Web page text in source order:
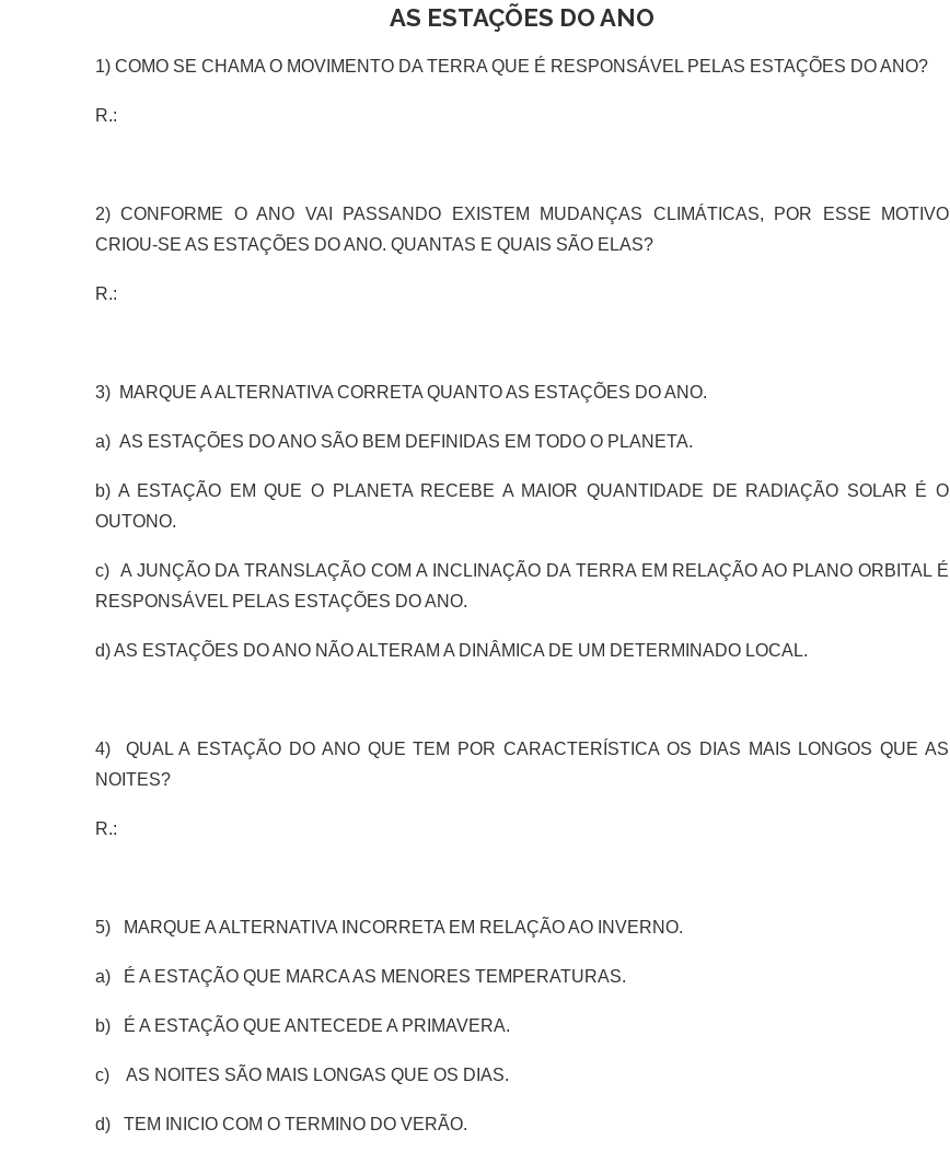
AS ESTAÇÕES DO ANO
1) COMO SE CHAMA O MOVIMENTO DA TERRA QUE É RESPONSÁVEL PELAS ESTAÇÕES DO ANO?
R.:
2) CONFORME O ANO VAI PASSANDO EXISTEM MUDANÇAS CLIMÁTICAS, POR ESSE MOTIVO
CRIOU-SE AS ESTAÇÕES DO ANO. QUANTAS E QUAIS SÃO ELAS?
R.:
3) MARQUE A ALTERNATIVA CORRETA QUANTO AS ESTAÇÕES DO ANO.
a) AS ESTAÇÕES DO ANO SÃO BEM DEFINIDAS EM TODO O PLANETA.
b) A ESTAÇÃO EM QUE O PLANETA RECEBE A MAIOR QUANTIDADE DE RADIAÇÃO SOLAR É O
OUTONO.
c) A JUNÇÃO DA TRANSLAÇÃO COM A INCLINAÇÃO DA TERRA EM RELAÇÃO AO PLANO ORBITAL É
RESPONSÁVEL PELAS ESTAÇÕES DO ANO.
d) AS ESTAÇÕES DO ANO NÃO ALTERAM A DINÂMICA DE UM DETERMINADO LOCAL.
4) QUAL A ESTAÇÃO DO ANO QUE TEM POR CARACTERÍSTICA OS DIAS MAIS LONGOS QUE AS
NOITES?
R.:
5) MARQUE A ALTERNATIVA INCORRETA EM RELAÇÃO AO INVERNO.
a) É A ESTAÇÃO QUE MARCA AS MENORES TEMPERATURAS.
b) É A ESTAÇÃO QUE ANTECEDE A PRIMAVERA.
c) AS NOITES SÃO MAIS LONGAS QUE OS DIAS.
d) TEM INICIO COM O TERMINO DO VERÃO.